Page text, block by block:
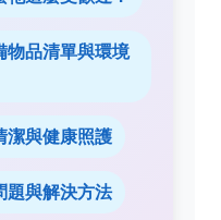
物品清單與環境
潔與健康照護
題與解決方法